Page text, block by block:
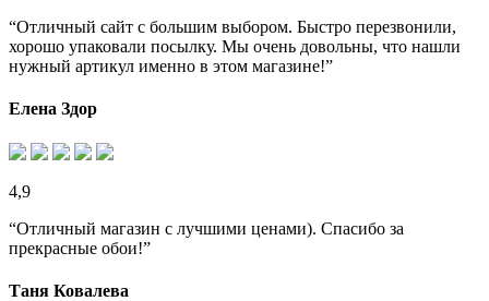
“Отличный сайт с большим выбором. Быстро перезвонили,
хорошо упаковали посылку. Мы очень довольны, что нашли
нужный артикул именно в этом магазине!”
Елена Здор
4,9
“Отличный магазин с лучшими ценами). Спасибо за
прекрасные обои!”
Таня Ковалева